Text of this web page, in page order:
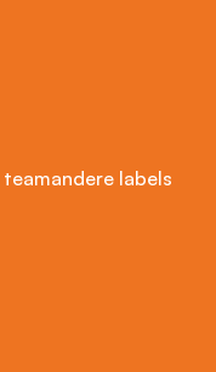
teamandere labels